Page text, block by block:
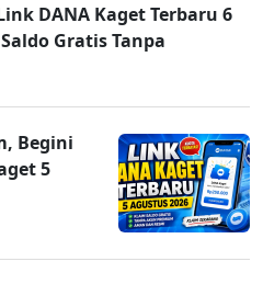
DANA Kaget Terbaru 6
Gratis Tanpa
Begini
5